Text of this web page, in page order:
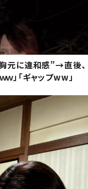
元に違和感”→直後、
」「ギャップww」